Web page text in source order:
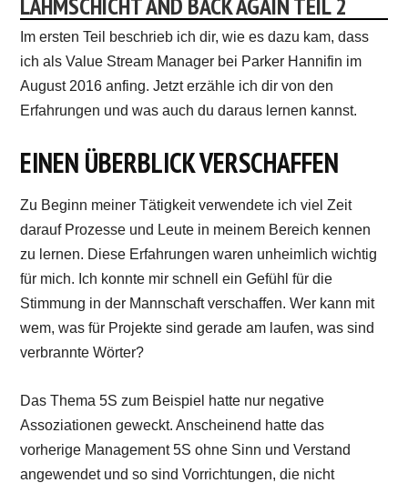
Im ersten Teil beschrieb ich dir, wie es dazu kam, dass
ich als Value Stream Manager bei Parker Hannifin im
August 2016 anfing. Jetzt erzähle ich dir von den
Erfahrungen und was auch du daraus lernen kannst.
EINEN ÜBERBLICK VERSCHAFFEN
Zu Beginn meiner Tätigkeit verwendete ich viel Zeit
darauf Prozesse und Leute in meinem Bereich kennen
zu lernen. Diese Erfahrungen waren unheimlich wichtig
für mich. Ich konnte mir schnell ein Gefühl für die
Stimmung in der Mannschaft verschaffen. Wer kann mit
wem, was für Projekte sind gerade am laufen, was sind
verbrannte Wörter?
Das Thema 5S zum Beispiel hatte nur negative
Assoziationen geweckt. Anscheinend hatte das
vorherige Management 5S ohne Sinn und Verstand
angewendet und so sind Vorrichtungen, die nicht